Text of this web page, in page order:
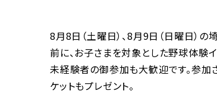
8月8日（土曜日）、8月9日（日曜日）
前に、お子さまを対象とした野球体験
未経験者の御参加も大歓迎です。参
ケットもプレゼント。